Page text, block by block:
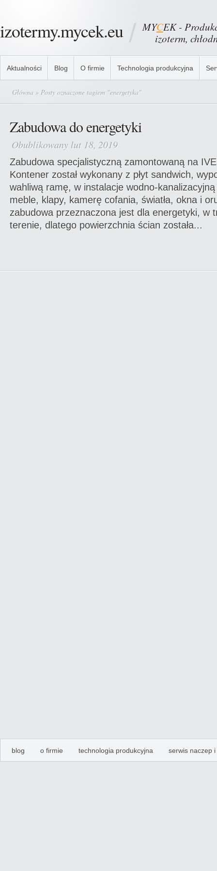
izotermy.mycek.eu MYCEK -
izoterm,
Aktualności Blog O firmie Technologia produkcyjna
Główna » Posty oznaczone tagiem "energetyka"
Zabudowa do energetyki
Obublikowany lut 18, 2019
Zabudowa specjalistyczną zamontowaną na
Kontener został wykonany z płyt sandwich,
wahliwą ramę, w instalacje wodno-
meble, klapy, kamerę cofania, światła, okna i
zabudowa przeznaczona jest dla energetyki, w
terenie, dlatego powierzchnia ścian została...
blog o firmie technologia produkcyjna serwis naczep